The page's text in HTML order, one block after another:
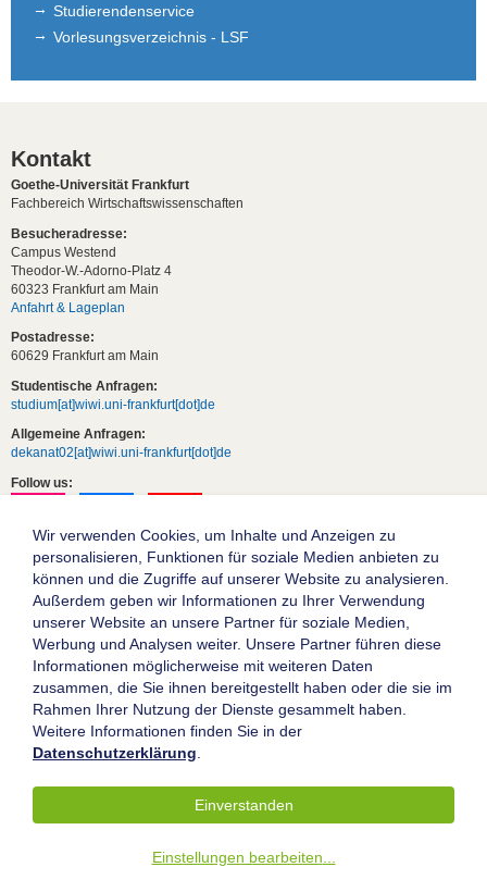
Studierendenservice
Vorlesungsverzeichnis - LSF
Kontakt
Goethe-Universität Frankfurt
Fachbereich Wirtschaftswissenschaften
Besucheradresse:
Campus Westend
Theodor-W.-Adorno-Platz 4
60323 Frankfurt am Main
Anfahrt & Lageplan
Postadresse:
60629 Frankfurt am Main
Studentische Anfragen:
studium[at]wiwi.uni-frankfurt[dot]de
Allgemeine Anfragen:
dekanat02[at]wiwi.uni-frankfurt[dot]de
Follow us:
Die Goethe-Universität Frankfurt am Main
Impressum
Datenschutz
Barrierefreiheit
© 2004-2026 Goethe-Universität Frankfurt am Main
Wir verwenden Cookies, um Inhalte und Anzeigen zu
personalisieren, Funktionen für soziale Medien anbieten zu
können und die Zugriffe auf unserer Website zu analysieren.
Außerdem geben wir Informationen zu Ihrer Verwendung
unserer Website an unsere Partner für soziale Medien,
Werbung und Analysen weiter. Unsere Partner führen diese
Informationen möglicherweise mit weiteren Daten
zusammen, die Sie ihnen bereitgestellt haben oder die sie im
Rahmen Ihrer Nutzung der Dienste gesammelt haben.
Weitere Informationen finden Sie in der
Datenschutzerklärung
Einstellungen bearbeiten
Einverstanden